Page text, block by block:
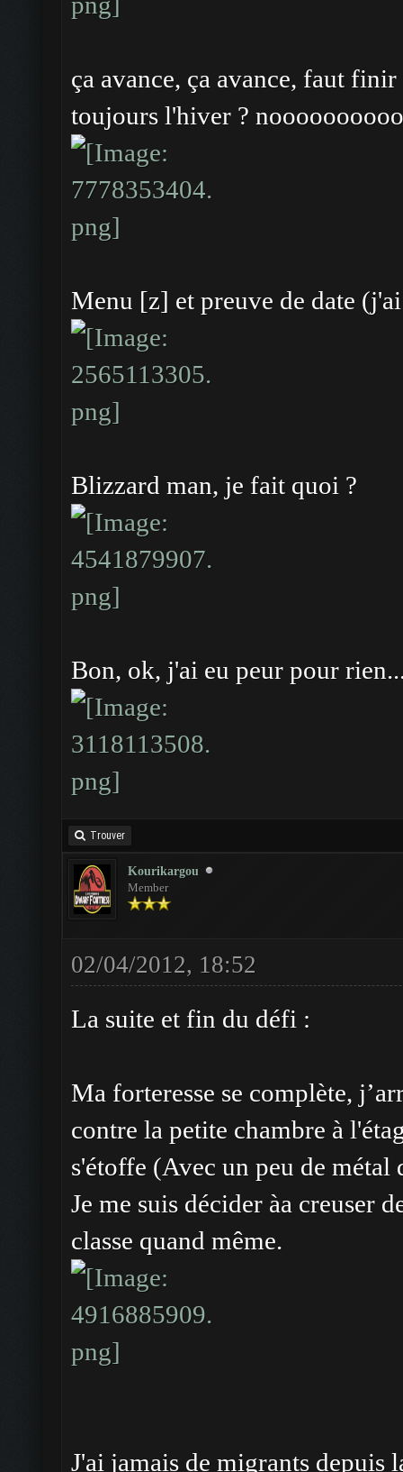
ça avance, ça avance, faut
toujours l'hiver ?
Menu [z] et preuve de date
Blizzard man, je fait quoi ?
Bon, ok, j'ai eu peur pour
Trouver
Kourikargou
Member
02/04/2012, 18:52
La suite et fin du défi :
Ma forteresse se complète,
contre la petite chambre à
s'étoffe (Avec un peu de métal
Je me suis décider àa creuser
classe quand même.
J'ai jamais de migrants depuis